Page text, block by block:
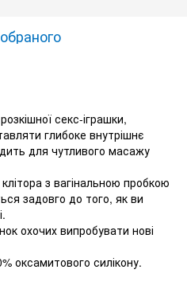
секс-іграшки,
глибоке внутрішнє
для чутливого масажу
з вагінальною пробкою
задовго до того, як ви
охочих випробувати нові
оксамитового силікону.